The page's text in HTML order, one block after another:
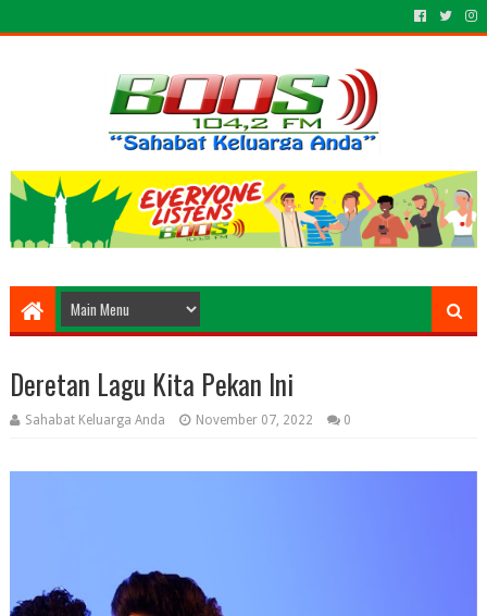
Deretan Lagu Kita Pekan Ini
Sahabat Keluarga Anda November 07, 2022 0